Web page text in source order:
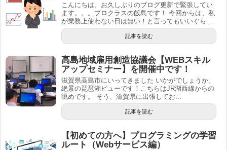
こんにちは、お久しぶりのブログ更新で緊張してい
ます。。。プロクラスの飯島です！ 今回からは、私
が業務上使わない日は無い！と言ってもいいぐら...
記事を読む
高島地域雇用創造協議会【WEBスキル
アップセミナー】を開催中です！
滋賀県高島市にいってきました いかがでしょうか。
絶景の琵琶湖ビューです！こちらはJR湖西線からの
眺めです。 そう、滋賀県に出張してお...
記事を読む
【初めての方へ】プログラミングの学習
ルート（Webサービス編）